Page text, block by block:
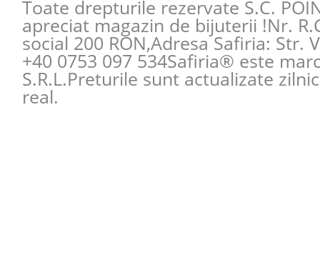
Toate drepturile rezervate S.C.
apreciat magazin de bijuterii !Nr.
social 200 RON,Adresa Safiria: Str.
+40 0753 097 534Safiria® este
S.R.L.Preturile sunt actualizate
real.